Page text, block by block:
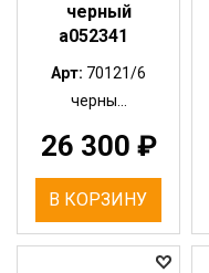
черный
a052341
Арт: 70121/6
черны...
26 300 ₽
В КОРЗИНУ